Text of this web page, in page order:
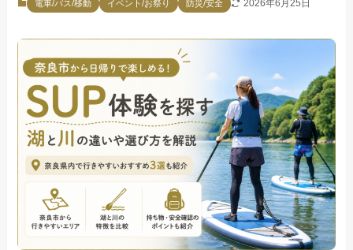
電車/バス/移動 イベント/お祭り 防災/安全 2026年6月25日